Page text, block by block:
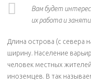
Вам будет
их работа и
Длина острова (с севера
ширину. Население
человек местных
иноземцев. В так